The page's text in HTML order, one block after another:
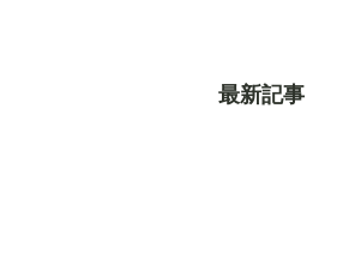
最新記事